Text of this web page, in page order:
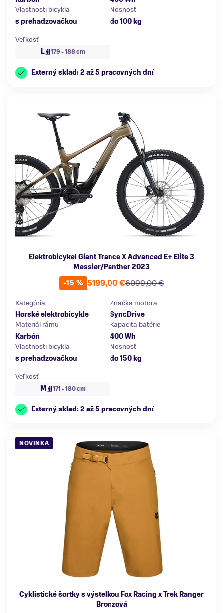
Vlastnosti bicykla
s prehadzovačkou
Nosnosť
do 100 kg
Veľkosť
L
179 - 188 cm
Externý sklad: 2 až 5 pracovných dní
Elektrobicykel Giant Trance X Advanced E+ Elite 3
Messier/Panther 2023
-15 %
6099,00 €
5199,00 €
Kategória
Horské elektrobicykle
Značka motora
SyncDrive
Materiál rámu
Karbón
Kapacita batérie
400 Wh
Vlastnosti bicykla
s prehadzovačkou
Nosnosť
do 150 kg
Veľkosť
M
171 - 180 cm
Externý sklad: 2 až 5 pracovných dní
NOVINKA
Cyklistické šortky s výstelkou Fox Racing x Trek Ranger
Bronzová